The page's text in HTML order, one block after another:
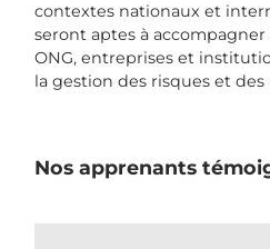
contextes nationaux et
seront aptes à
ONG, entreprises et
la gestion des risques et
Nos apprenants